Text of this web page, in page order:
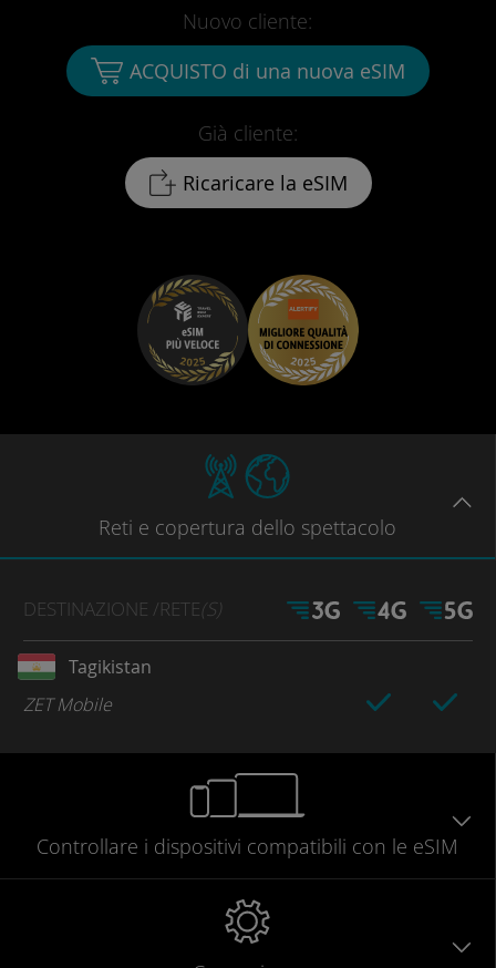
Già cliente:
Ricaricare la eSIM
Nuovo cliente:
ACQUISTO di una nuova eSIM
Reti e copertura dello spettacolo
DESTINAZIONE /RETE(S)
Tagikistan
ZET Mobile
Controllare i dispositivi compatibili con le eSIM